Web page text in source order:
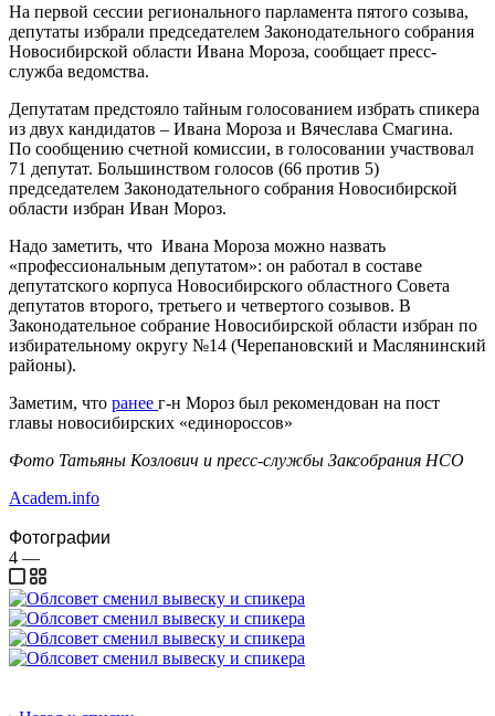
На первой сессии регионального парламента пятого созыва,
депутаты избрали председателем Законодательного собрания
Новосибирской области Ивана Мороза, сообщает пресс-
служба ведомства.
Депутатам предстояло тайным голосованием избрать спикера
из двух кандидатов – Ивана Мороза и Вячеслава Смагина.
По сообщению счетной комиссии, в голосовании участвовал
71 депутат. Большинством голосов (66 против 5)
председателем Законодательного собрания Новосибирской
области избран Иван Мороз.
Надо заметить, что Ивана Мороза можно назвать
«профессиональным депутатом»: он работал в составе
депутатского корпуса Новосибирского областного Совета
депутатов второго, третьего и четвертого созывов. В
Законодательное собрание Новосибирской области избран по
избирательному округу №14 (Черепановский и Маслянинский
районы).
Заметим, что ранее г-н Мороз был рекомендован на пост
главы новосибирских «единороссов»
Фото Татьяны Козлович и пресс-службы Заксобрания НСО
Academ.info
Фотографии
4 —